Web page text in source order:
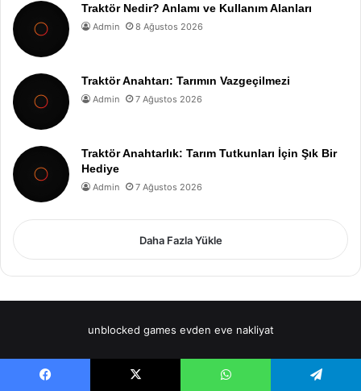
Traktör Nedir? Anlamı ve Kullanım Alanları
Admin 8 Ağustos 2026
Traktör Anahtarı: Tarımın Vazgeçilmezi
Admin 7 Ağustos 2026
Traktör Anahtarlık: Tarım Tutkunları İçin Şık Bir
Hediye
Admin 7 Ağustos 2026
Daha Fazla Yükle
unblocked games evden eve nakliyat